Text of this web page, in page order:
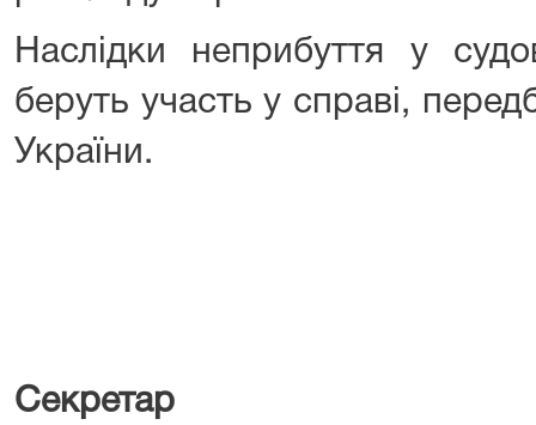
Наслідки неприбуття у
беруть участь у справі,
України.
Секретар